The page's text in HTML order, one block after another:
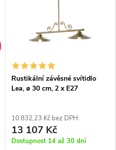
Rustikální závěsné svítidlo
Lea, ø 30 cm, 2 x E27
10 832,23 Kč bez DPH
13 107 Kč
Dostupnost 14 až 30 dní